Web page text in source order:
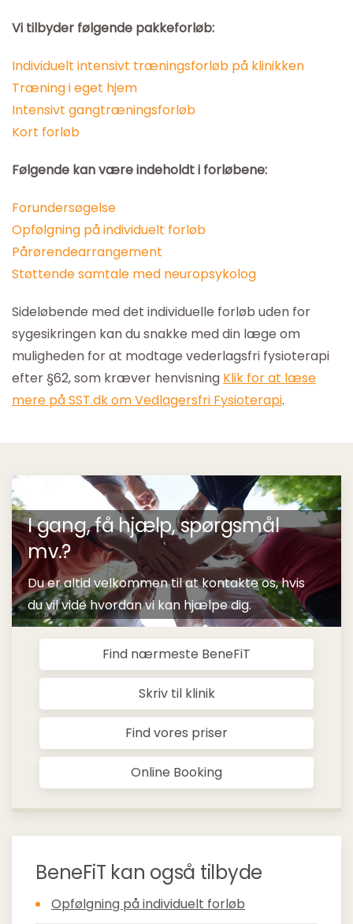
Vi tilbyder følgende pakkeforløb:
Individuelt intensivt træningsforløb på klinikken
Træning i eget hjem
Intensivt gangtræningsforløb
Kort forløb
Følgende kan være indeholdt i forløbene:
Forundersøgelse
Opfølgning på individuelt forløb
Pårørendearrangement
Støttende samtale med neuropsykolog
Sideløbende med det individuelle forløb uden for
sygesikringen kan du snakke med din læge om
muligheden for at modtage vederlagsfri fysioterapi
efter §62, som kræver henvisning Klik for at læse
mere på SST.dk om Vedlagersfri Fysioterapi.
I gang, få hjælp, spørgsmål
mv.?
Du er altid velkommen til at kontakte os, hvis
du vil vide hvordan vi kan hjælpe dig.
Find nærmeste BeneFiT
Skriv til klinik
Find vores priser
Online Booking
BeneFiT kan også tilbyde
Opfølgning på individuelt forløb